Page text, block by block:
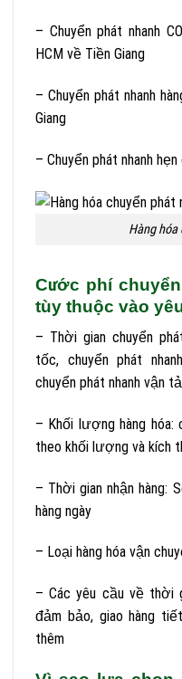
– Chuyển phát nhanh
HCM về Tiền Giang
– Chuyển phát nhanh
Giang
– Chuyển phát nhanh
Hàng hóa
Cước phí
tùy thuộc vào
– Thời gian chuyển
tốc, chuyển phát
chuyển phát nhanh vận
– Khối lượng hàng
theo khối lượng và kích
– Thời gian nhận hàng:
hàng ngày
– Loại hàng hóa vận
– Các yêu cầu về thời
đảm bảo, giao hàng
thêm